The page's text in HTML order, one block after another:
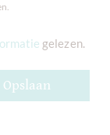
gelezen.
Opslaan